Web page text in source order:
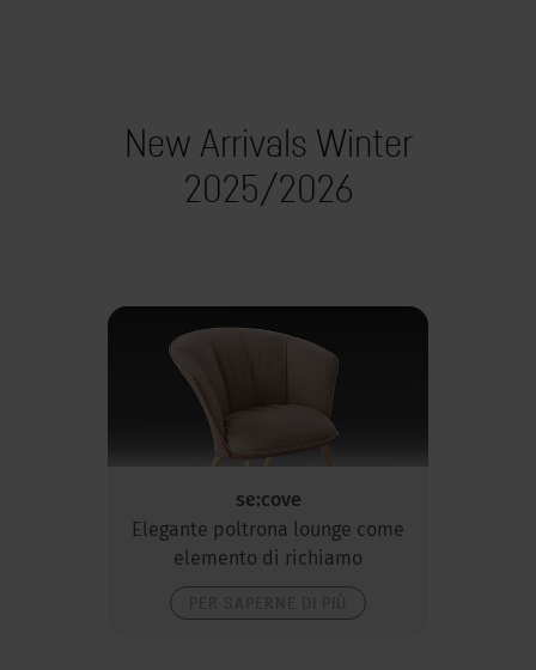
New Arrivals Winter
2025/2026
se:cove
Elegante poltrona lounge come
elemento di richiamo